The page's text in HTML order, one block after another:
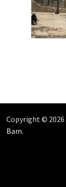
Copyright © 2026
Bam.